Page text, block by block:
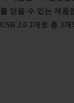
를 얻을 수 있는 제품
USB 2.0 2개로 총 3